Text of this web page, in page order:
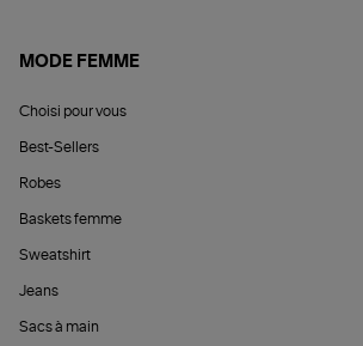
MODE FEMME
Choisi pour vous
Best-Sellers
Robes
Baskets femme
Sweatshirt
Jeans
Sacs à main